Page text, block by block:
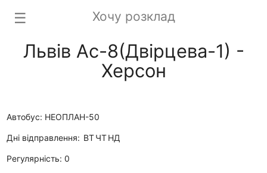
Хочу розклад
☰
Львів Ас-8(Двірцева-1) -
Херсон
Автобус: НЕОПЛАН-50
Дні відправлення: ВТ ЧТ НД
Регулярність: 0